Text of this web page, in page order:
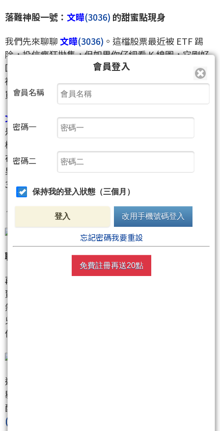
落難神股一號： 文曄(3036) 的甜蜜點現身
我們先來聊聊文曄(3036) 。這檔股票最近被 ETF 踢
除，投信瘋狂拋售，但如果你仔細看 K 線圖，它剛好
回到了季線支撐區。那是大戶的防線，外資已經在這
裡連續吃貨好幾天了。這就是典型的「投信賣、外資
買」。
文曄
的獲利非常穩定，基本面並沒有壞，壞的
是它的籌碼被 ETF 規則卡死了。當投信賣壓竭盡，這
檔股票就像是被壓扁的彈簧，隨時準備噴射。外資敢
在這裡逆勢接貨，看準的就是它未來的回升空間。如
果你現在還在擔心它會跌破底，那可能就錯過了這場
30% 反彈的前奏曲。
📌🔥 別人在恐懼時，學會看懂外資在買什麼豆腐。
聯電與陽明：套利遊戲下的新契機
再來看看
(2303)。這傢伙被投信賣了好久，單日
賣超一度高達 6 萬張，簡直像是要把股票送人一樣。
然而，外資卻是反向操作，投信賣越多，外資買越
兇。雖然目前股價在月線附近盤旋，看起來有點高，
但這種土洋大對抗通常預示著底部不遠了。
還有那艘載滿爭議的船——
剔除的受害者，投信在賣，外資在買。不過這裡要提
醒大家，航運股現在有點複雜，外資一方面買進
(2609)
會員登入
會員名稱
密碼一
密碼二
保持我的登入狀態（三個月）
登入 改用手機號碼登入
忘記密碼我要重設
免費註冊再送20點